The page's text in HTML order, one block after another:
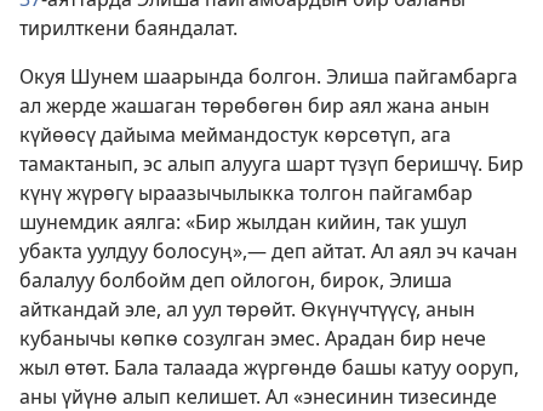
тирилткени баяндалат.
Окуя Шунем шаарында болгон. Элиша пайгамбарга
ал жерде жашаган төрөбөгөн бир аял жана анын
күйөөсү дайыма меймандостук көрсөтүп, ага
тамактанып, эс алып алууга шарт түзүп беришчү. Бир
күнү жүрөгү ыраазычылыкка толгон пайгамбар
шунемдик аялга: «Бир жылдан кийин, так ушул
убакта уулдуу болосуң»,— деп айтат. Ал аял эч качан
балалуу болбойм деп ойлогон, бирок, Элиша
айткандай эле, ал уул төрөйт. Өкүнүчтүүсү, анын
кубанычы көпкө созулган эмес. Арадан бир нече
жыл өтөт. Бала талаада жүргөндө башы катуу ооруп,
аны үйүнө алып келишет. Ал «энесинин тизесинде